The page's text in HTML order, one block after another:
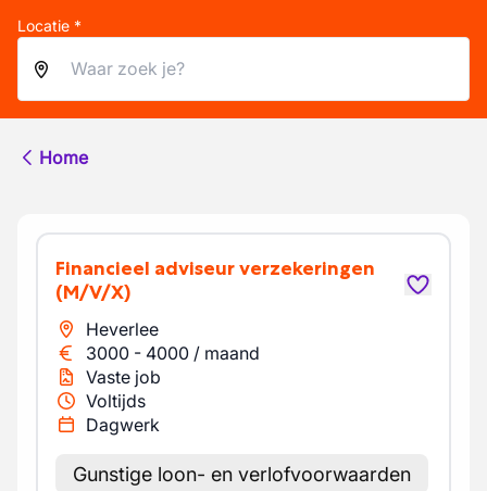
Locatie *
Home
Financieel adviseur verzekeringen
(M/V/X)
Heverlee
3000 - 4000 / maand
Vaste job
Voltijds
Dagwerk
Gunstige loon- en verlofvoorwaarden